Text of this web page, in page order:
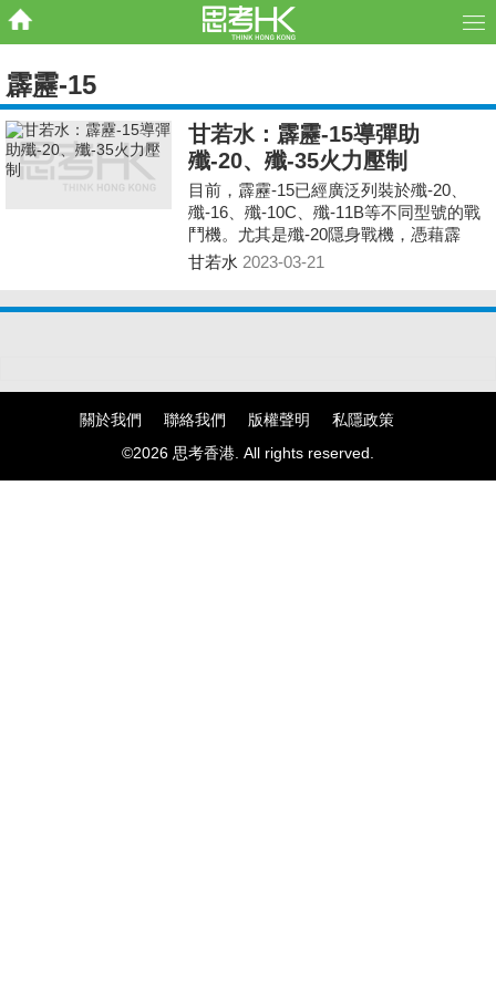
霹靂-15
甘若水：霹靂-15導彈助
殲-20、殲-35火力壓制
目前，霹靂-15已經廣泛列裝於殲-20、
殲-16、殲-10C、殲-11B等不同型號的戰
鬥機。尤其是殲-20隱身戰機，憑藉霹
靂-15的射程優勢，在與美軍F-22隱身戰
甘若水 2023-03-21
關於我們 聯絡我們 版權聲明
私隱政策
©2026 思考香港. All rights reserved.